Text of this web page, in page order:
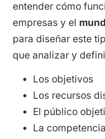
entender cómo
empresas y el
para diseñar este
que analizar y
Los objetivos
Los recursos
El público
La competencia